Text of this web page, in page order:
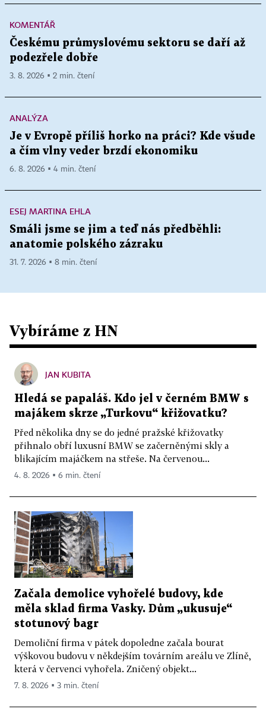
KOMENTÁŘ
Českému průmyslovému sektoru se daří až
podezřele dobře
3. 8. 2026 ▪ 2 min. čtení
ANALÝZA
Je v Evropě příliš horko na práci? Kde všude
a čím vlny veder brzdí ekonomiku
6. 8. 2026 ▪ 4 min. čtení
ESEJ MARTINA EHLA
Smáli jsme se jim a teď nás předběhli:
anatomie polského zázraku
31. 7. 2026 ▪ 8 min. čtení
Vybíráme z HN
JAN KUBITA
Hledá se papaláš. Kdo jel v černém BMW s
majákem skrze „Turkovu“ křižovatku?
Před několika dny se do jedné pražské křižovatky
přihnalo obří luxusní BMW se začerněnými skly a
blikajícím majáčkem na střeše. Na červenou...
4. 8. 2026 ▪ 6 min. čtení
Začala demolice vyhořelé budovy, kde
měla sklad firma Vasky. Dům „ukusuje“
stotunový bagr
Demoliční firma v pátek dopoledne začala bourat
výškovou budovu v někdejším továrním areálu ve Zlíně,
která v červenci vyhořela. Zničený objekt...
7. 8. 2026 ▪ 3 min. čtení